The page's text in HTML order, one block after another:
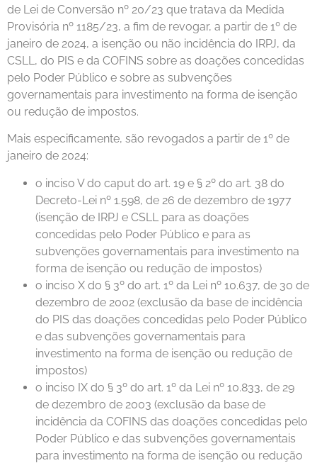
de Lei de Conversão nº 20/23 que tratava da Medida
Provisória nº 1185/23, a fim de revogar, a partir de 1º de
janeiro de 2024, a isenção ou não incidência do IRPJ, da
CSLL, do PIS e da COFINS sobre as doações concedidas
pelo Poder Público e sobre as subvenções
governamentais para investimento na forma de isenção
ou redução de impostos.
Mais especificamente, são revogados a partir de 1º de
janeiro de 2024:
o inciso V do caput do art. 19 e § 2º do art. 38 do
Decreto-Lei nº 1.598, de 26 de dezembro de 1977
(isenção de IRPJ e CSLL para as doações
concedidas pelo Poder Público e para as
subvenções governamentais para investimento na
forma de isenção ou redução de impostos)
o inciso X do § 3º do art. 1º da Lei nº 10.637, de 30 de
dezembro de 2002 (exclusão da base de incidência
do PIS das doações concedidas pelo Poder Público
e das subvenções governamentais para
investimento na forma de isenção ou redução de
impostos)
o inciso IX do § 3º do art. 1º da Lei nº 10.833, de 29
de dezembro de 2003 (exclusão da base de
incidência da COFINS das doações concedidas pelo
Poder Público e das subvenções governamentais
para investimento na forma de isenção ou redução